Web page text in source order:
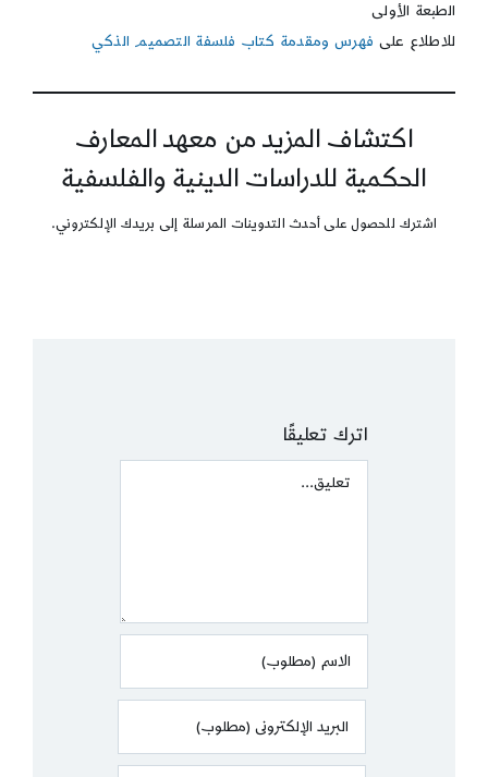
الطبعة الأولى
للاطلاع على فهرس ومقدمة كتاب فلسفة التصميم الذكي
اكتشاف المزيد من معهد المعارف
الحكمية للدراسات الدينية والفلسفية
اشترك للحصول على أحدث التدوينات المرسلة إلى بريدك الإلكتروني.
اترك تعليقًا
Comment